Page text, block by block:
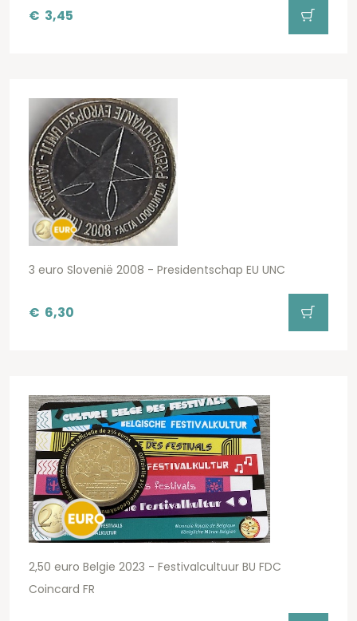
€ 3,45
3 euro Slovenië 2008 - Presidentschap EU UNC
€ 6,30
2,50 euro Belgie 2023 - Festivalcultuur BU FDC
Coincard FR